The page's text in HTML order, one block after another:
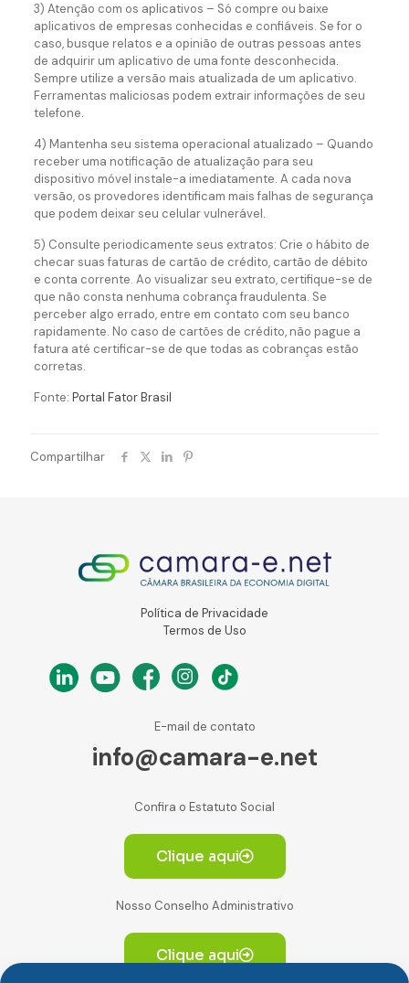
3) Atenção com os aplicativos – Só compre ou baixe
aplicativos de empresas conhecidas e confiáveis. Se for o
caso, busque relatos e a opinião de outras pessoas antes
de adquirir um aplicativo de uma fonte desconhecida.
Sempre utilize a versão mais atualizada de um aplicativo.
Ferramentas maliciosas podem extrair informações de seu
telefone.
4) Mantenha seu sistema operacional atualizado – Quando
receber uma notificação de atualização para seu
dispositivo móvel instale-a imediatamente. A cada nova
versão, os provedores identificam mais falhas de segurança
que podem deixar seu celular vulnerável.
5) Consulte periodicamente seus extratos: Crie o hábito de
checar suas faturas de cartão de crédito, cartão de débito
e conta corrente. Ao visualizar seu extrato, certifique-se de
que não consta nenhuma cobrança fraudulenta. Se
perceber algo errado, entre em contato com seu banco
rapidamente. No caso de cartões de crédito, não pague a
fatura até certificar-se de que todas as cobranças estão
corretas.
Fonte: Portal Fator Brasil
Compartilhar
Política de Privacidade
Termos de Uso
E-mail de contato
info@camara-e.net
Confira o Estatuto Social
Clique aqui
Nosso Conselho Administrativo
Clique aqui